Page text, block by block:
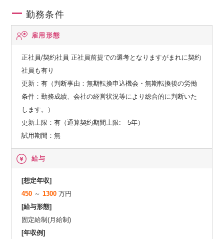
勤務条件
雇用形態
正社員/契約社員 正社員前提での選考となりますがまれに契約
社員も有り
更新：有（判断事由：無期転換申込機会・無期転換後の労働
条件：勤務成績、会社の経営状況等により総合的に判断いた
します。）
更新上限：有（通算契約期間上限: 5年）
試用期間：無
給与
[想定年収]
450 ～1300 万円
[給与形態]
固定給制(月給制)
[年収例]